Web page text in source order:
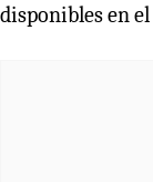
disponibles en el